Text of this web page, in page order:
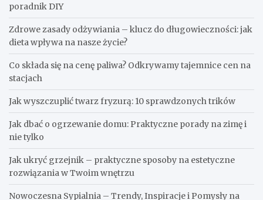
poradnik DIY
Zdrowe zasady odżywiania – klucz do długowieczności: jak
dieta wpływa na nasze życie?
Co składa się na cenę paliwa? Odkrywamy tajemnice cen na
stacjach
Jak wyszczuplić twarz fryzurą: 10 sprawdzonych trików
Jak dbać o ogrzewanie domu: Praktyczne porady na zimę i
nie tylko
Jak ukryć grzejnik – praktyczne sposoby na estetyczne
rozwiązania w Twoim wnętrzu
Nowoczesna Sypialnia – Trendy, Inspiracje i Pomysły na